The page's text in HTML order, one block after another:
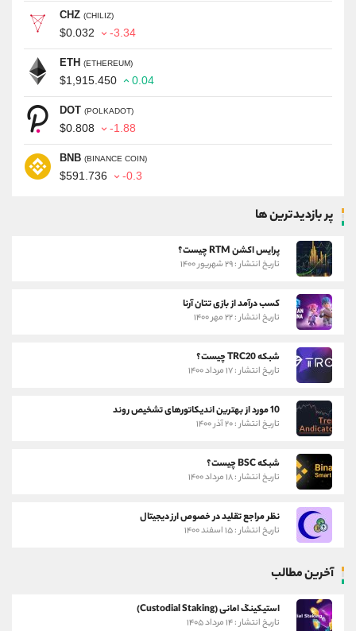
CHZ (CHILIZ)
$0.032 -3.34
ETH (ETHEREUM)
$1,915.450 0.04
DOT (POLKADOT)
$0.808 -1.88
BNB (BINANCE COIN)
$591.736 -0.3
پر بازدیدترین ها
پرایس اکشن RTM چیست؟
تاریخ انتشار : ۲۹ شهریور ۱۴۰۰
کسب درآمد از بازی تتان آرنا
تاریخ انتشار : ۲۲ مهر ۱۴۰۰
شبکه TRC20 چیست؟
تاریخ انتشار : ۱۷ مرداد ۱۴۰۰
10 مورد از بهترین اندیکاتورهای تشخیص روند
تاریخ انتشار : ۲۰ آذر ۱۴۰۰
شبکه BSC چیست؟
تاریخ انتشار : ۱۸ مرداد ۱۴۰۰
نظر مراجع تقلید در خصوص ارز دیجیتال
تاریخ انتشار : ۱۵ اسفند ۱۴۰۰
آخرین مطالب
استیکینگ امانی (Custodial Staking)
تاریخ انتشار : ۱۴ مرداد ۱۴۰۵